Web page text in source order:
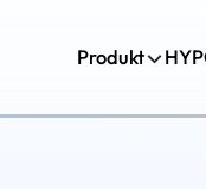
Produkt